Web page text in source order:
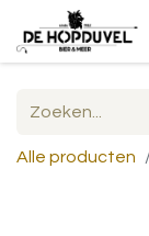
Alle producten